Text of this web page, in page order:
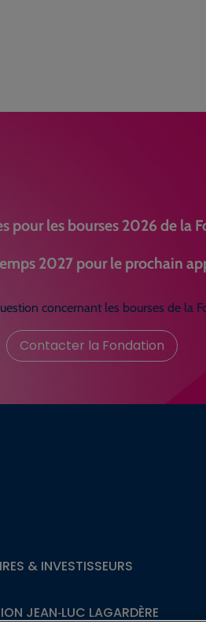
pour les bourses 2026 de la
2027 pour le prochain
concernant les bourses de la
Contacter la Fondation
&INVESTISSEURS
JEAN‑LUC LAGARDÈRE